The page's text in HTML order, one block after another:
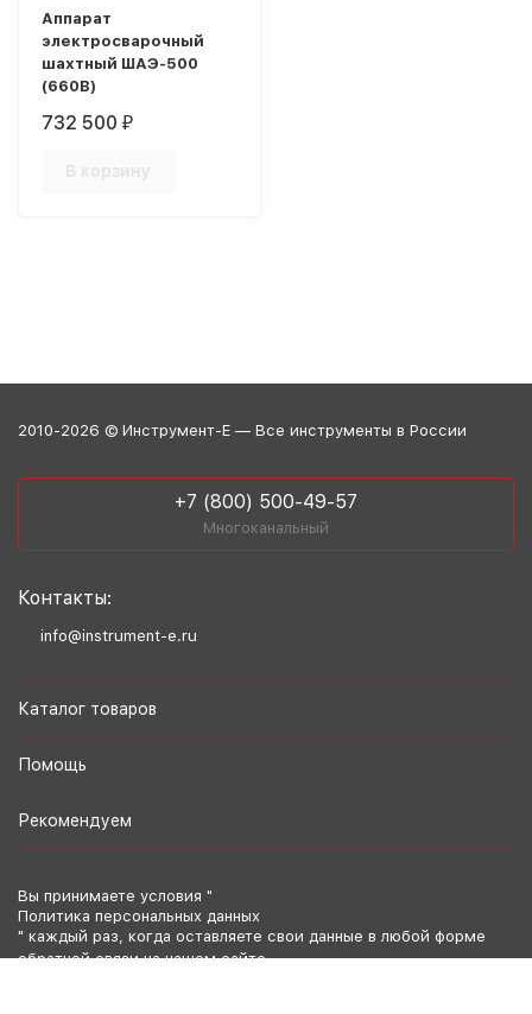
Аппарат
электросварочный
шахтный ШАЭ-500
(660В)
732 500₽
В корзину
2010-2026 © Инструмент-Е — Все инструменты в России
+7 (800) 500-49-57
Многоканальный
Контакты:
info@instrument-e.ru
Каталог товаров
Помощь
Рекомендуем
Вы принимаете условия "
Политика персональных данных
" каждый раз, когда оставляете свои данные в любой форме
обратной связи на нашем сайте.